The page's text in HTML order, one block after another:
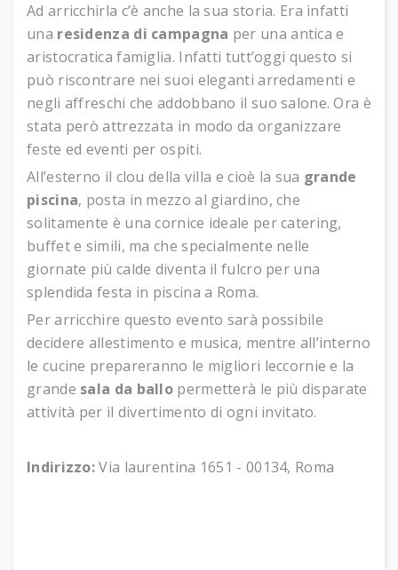
Ad arricchirla c’è anche la sua storia. Era infatti
una residenza di campagna per una antica e
aristocratica famiglia. Infatti tutt’oggi questo si
può riscontrare nei suoi eleganti arredamenti e
negli affreschi che addobbano il suo salone. Ora è
stata però attrezzata in modo da organizzare
feste ed eventi per ospiti.
All’esterno il clou della villa e cioè la sua grande
piscina, posta in mezzo al giardino, che
solitamente è una cornice ideale per catering,
buffet e simili, ma che specialmente nelle
giornate più calde diventa il fulcro per una
splendida festa in piscina a Roma.
Per arricchire questo evento sarà possibile
decidere allestimento e musica, mentre all’interno
le cucine prepareranno le migliori leccornie e la
grande sala da ballo permetterà le più disparate
attività per il divertimento di ogni invitato.
Indirizzo:Via laurentina 1651 - 00134, Roma